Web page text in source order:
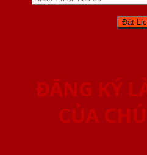
ĐĂNG KÝ
CỦA